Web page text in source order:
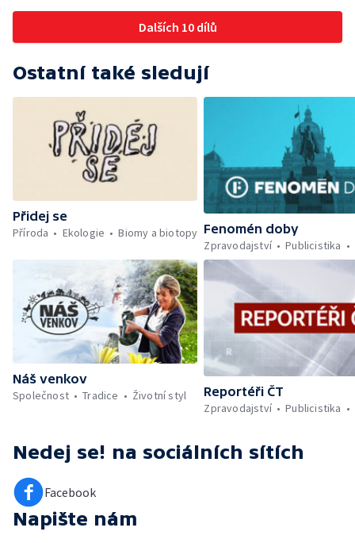
zkušenosti s dosavadním provozem i kauza
rekultivace odkališť v Mydlovarech.
Dalších 10 dílů
Ostatní také sledují
Přidej se
Příroda
Ekologie Biomy a biotopy Fenomén doby
Zpravodajství
Publicistika
Náš venkov
Společnost
Tradice Životní styl
Reportéři ČT
Zpravodajství
Publicistika
Nedej se! na sociálních sítích
Facebook
Napište nám